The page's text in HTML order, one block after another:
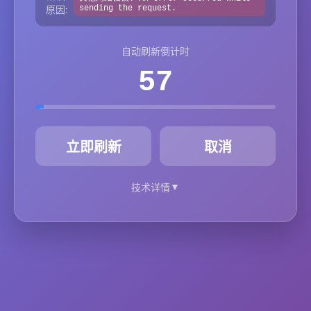
原因:
sending the request.
自动刷新倒计时
57
立即刷新 取消
技术详情▼